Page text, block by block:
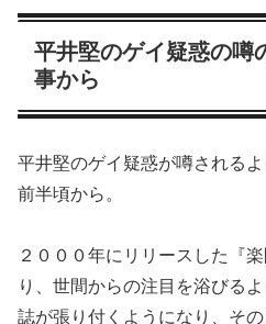
平井堅のゲイ疑惑の噂
事から
平井堅のゲイ疑惑が噂される
前半頃から。
２０００年にリリースした『
り、世間からの注目を浴びる
誌が張り付くようになり、そ